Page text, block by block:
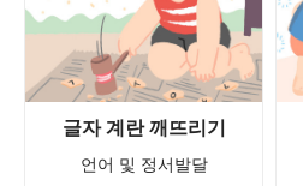
글자 계란 깨뜨리기
언어 및 정서발달